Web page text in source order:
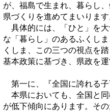
が、福島で生まれ、暮らし
県づくりを進めてまいります
具体的には、「ひと」を
な「暮らし」のあるふくし
くしま、この三つの視点を
基本政策に基づき、県政を運
第一に、『全国に誇れる子
本県においても、全国と
が低下傾向にあります。そ